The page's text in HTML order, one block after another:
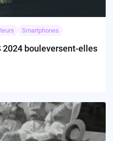
Smartphones
2024 bouleversent-elles